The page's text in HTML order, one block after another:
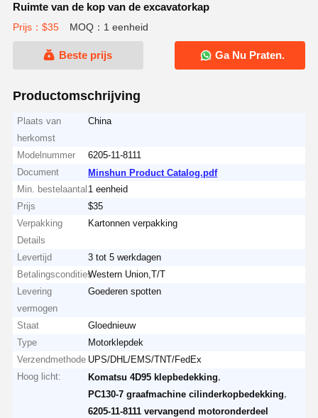
Ruimte van de kop van de excavatorkap
Prijs：$35 MOQ：1 eenheid
Beste prijs Ga Nu Praten.
Productomschrijving
Plaats van
herkomst
China
Modelnummer
6205-11-8111
Document
Minshun Product Catalog.pdf
Min. bestelaantal 1 eenheid
Prijs
$35
Verpakking
Details
Kartonnen verpakking
Levertijd
3 tot 5 werkdagen
BetalingsconditiesWestern Union,T/T
Levering
vermogen
Goederen spotten
Staat
Gloednieuw
Type
Motorklepdek
Verzendmethode UPS/DHL/EMS/TNT/FedEx
Hoog licht:
Komatsu 4D95 klepbedekking
PC130-7 graafmachine cilinderkopbedekking
6205-11-8111 vervangend motoronderdeel